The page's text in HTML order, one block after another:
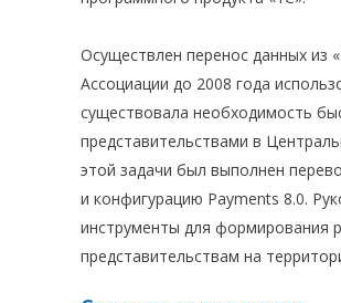
Осуществлен перенос данных из
Ассоциации до 2008 года
существовала необходимость
представительствами в
этой задачи был выполнен
и конфигурацию Payments 8.0.
инструменты для формирования
представительствам на